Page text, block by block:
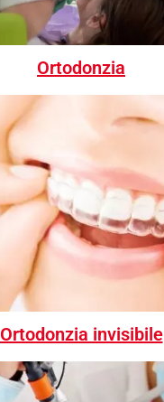
Ortodonzia
Ortodonzia invisibile